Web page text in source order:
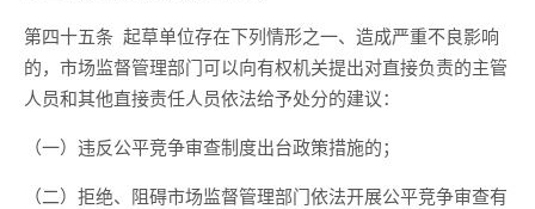
第四十五条 起草单位存在下列情形之一、造成严重不良影响
的，市场监督管理部门可以向有权机关提出对直接负责的主管
人员和其他直接责任人员依法给予处分的建议：
（一）违反公平竞争审查制度出台政策措施的；
（二）拒绝、阻碍市场监督管理部门依法开展公平竞争审查有